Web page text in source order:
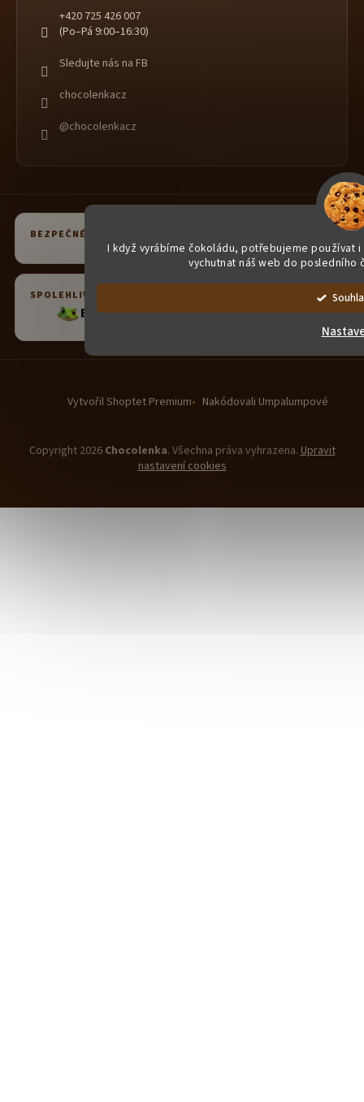
I když vyrábíme čokoládu, potřebujeme používat i
vychutnat náš web do posledního
+420 725 426 007
(Po–Pá 9:00–16:30)
Sledujte nás na FB
chocolenkacz
@chocolenkacz
BEZPEČNÉ PLATBY
SPOLEHLIVÁ DOPRAVA
Vytvořil Shoptet Premium Nakódovali Umpalumpové
Copyright 2026 Chocolenka. Všechna práva vyhrazena. Upravit
nastavení cookies